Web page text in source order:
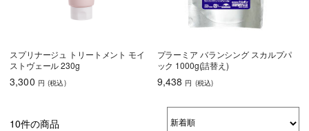
スプリナージュ トリートメント モイ
ストヴェール 230g
3,300 円 (税込)
プラーミア バランシング スカルプパ
ック 1000g(詰替え)
9,438 円 (税込)
10件の商品